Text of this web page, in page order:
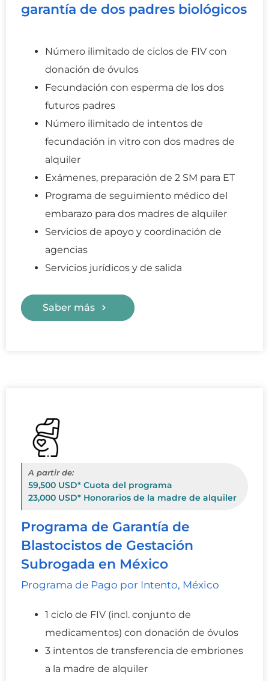
garantía de dos padres biológicos
Número ilimitado de ciclos de FIV con
donación de óvulos
Fecundación con esperma de los dos
futuros padres
Número ilimitado de intentos de
fecundación in vitro con dos madres de
alquiler
Exámenes, preparación de 2 SM para ET
Programa de seguimiento médico del
embarazo para dos madres de alquiler
Servicios de apoyo y coordinación de
agencias
Servicios jurídicos y de salida
Saber más
A partir de:
59,500 USD* Cuota del programa
23,000 USD* Honorarios de la madre de alquiler
Programa de Garantía de
Blastocistos de Gestación
Subrogada en México
Programa de Pago por Intento, México
1 ciclo de FIV (incl. conjunto de
medicamentos) con donación de óvulos
3 intentos de transferencia de embriones
a la madre de alquiler